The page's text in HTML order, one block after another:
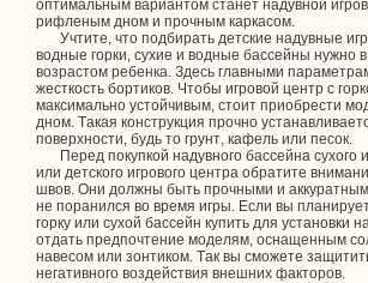
оптимальным вариантом станет надувной
рифленым дном и прочным каркасом.
Учтите, что подбирать детские надувные
водные горки, сухие и водные бассейны нужно в
возрастом ребенка. Здесь главными
жесткость бортиков. Чтобы игровой центр с
максимально устойчивым, стоит приобрести
дном. Такая конструкция прочно
поверхности, будь то грунт, кафель или песок.
Перед покупкой надувного бассейна сухого
или детского игрового центра обратите
швов. Они должны быть прочными и
не поранился во время игры. Если вы
горку или сухой бассейн купить для установки
отдать предпочтение моделям, оснащенным
навесом или зонтиком. Так вы сможете
негативного воздействия внешних факторов.